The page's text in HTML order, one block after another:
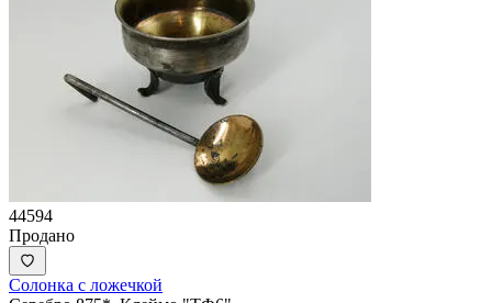
44594
Продано
Солонка с ложечкой